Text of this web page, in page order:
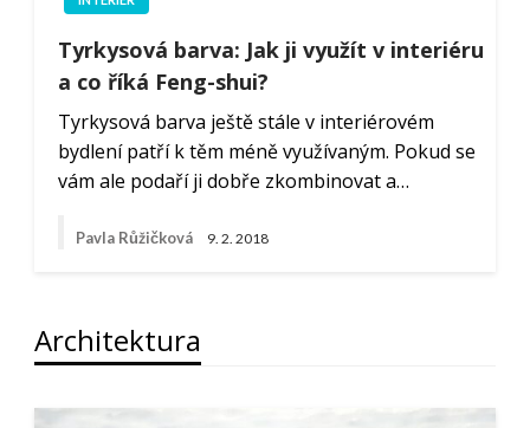
Tyrkysová barva: Jak ji využít v interiéru
a co říká Feng-shui?
Tyrkysová barva ještě stále v interiérovém
bydlení patří k těm méně využívaným. Pokud se
vám ale podaří ji dobře zkombinovat a…
Pavla Růžičková 9. 2. 2018
Architektura